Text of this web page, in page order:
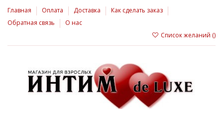
Главная Оплата Доставка
Как сделать заказ
Обратная связь
О нас
Список желаний ()